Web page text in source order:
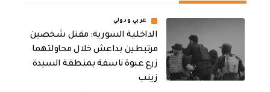
عربي ودولي
الداخلية السورية: مقتل شخصين
مرتبطين بداعش خلال محاولتهما
زرع عبوة ناسفة بمنطقة السيدة
زينب